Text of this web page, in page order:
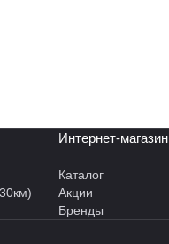
Интернет-магазин
Каталог
Акции
Бренды